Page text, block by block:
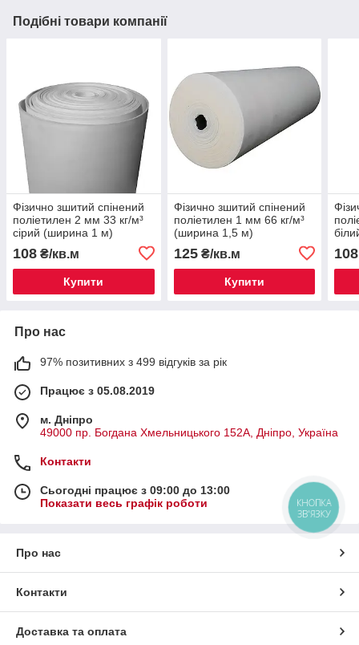
Подібні товари компанії
Фізично зшитий спінений
поліетилен 2 мм 33 кг/м³
сірий (ширина 1 м)
108 ₴/кв.м
Купити
Фізично зшитий спінений
поліетилен 1 мм 66 кг/м³
(ширина 1,5 м)
125₴/кв.м
Купити
108
Про нас
97% позитивних з 499 відгуків за рік
Працює з 05.08.2019
м. Дніпро
49000 пр. Богдана Хмельницького 152А, Дніпро, Україна
Контакти
Сьогодні працює з 09:00 до 13:00
Показати весь графік роботи
Про нас
Контакти
Доставка та оплата
КНОПКА
ЗВ'ЯЗКУ